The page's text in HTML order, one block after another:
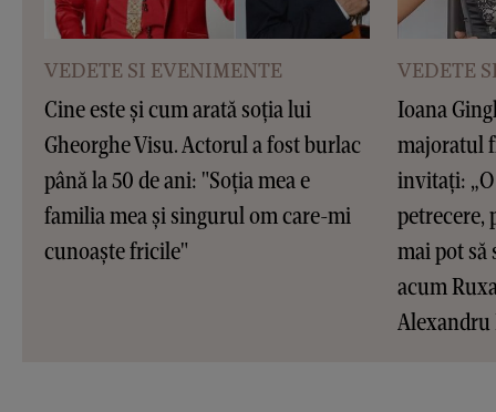
VEDETE SI EVENIMENTE
Cine este și cum arată soția lui
Gheorghe Visu. Actorul a fost burlac
până la 50 de ani: "Soția mea e
familia mea și singurul om care-mi
cunoaște fricile"
VEDETE
Ioana
majoratul
invitați:
petrecere,
mai pot să
acum
Alexandru